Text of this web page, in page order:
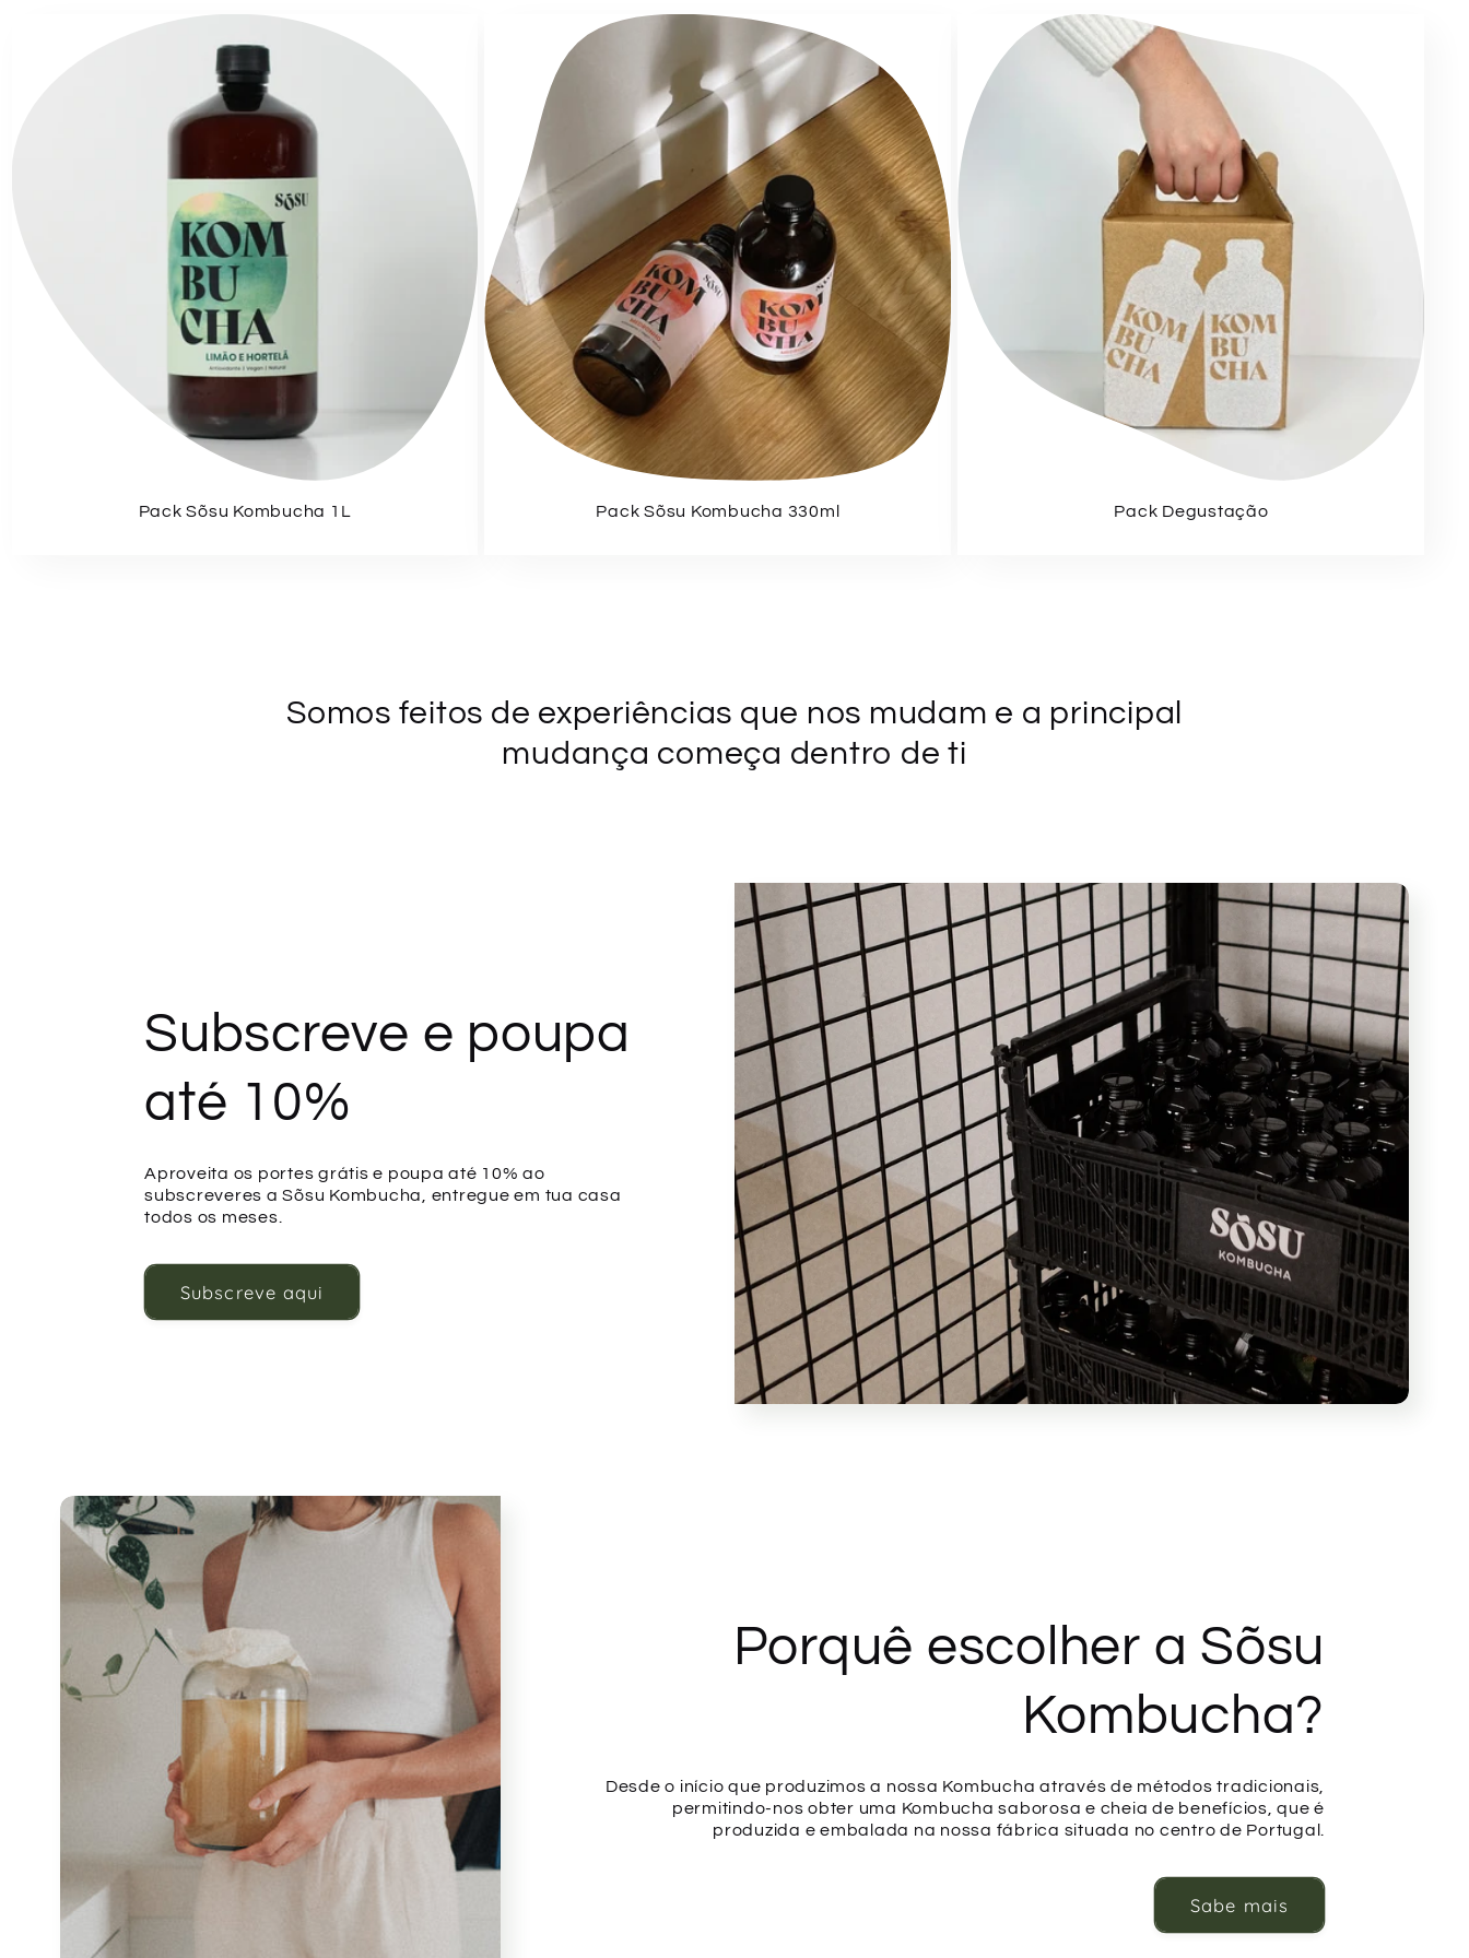
Pack Sõsu Kombucha 1L Pack Sõsu Kombucha 330ml Pack Degustação
Somos feitos de experiências que nos mudam e a principal
mudança começa dentro de ti
Subscreve e poupa
até 10%
Aproveita os portes grátis e poupa até 10% ao
subscreveres a Sõsu Kombucha, entregue em tua casa
todos os meses.
Subscreve aqui
Porquê escolher a Sõsu
Kombucha?
Desde o início que produzimos a nossa Kombucha através de métodos tradicionais,
permitindo-nos obter uma Kombucha saborosa e cheia de benefícios, que é
produzida e embalada na nossa fábrica situada no centro de Portugal.
Sabe mais